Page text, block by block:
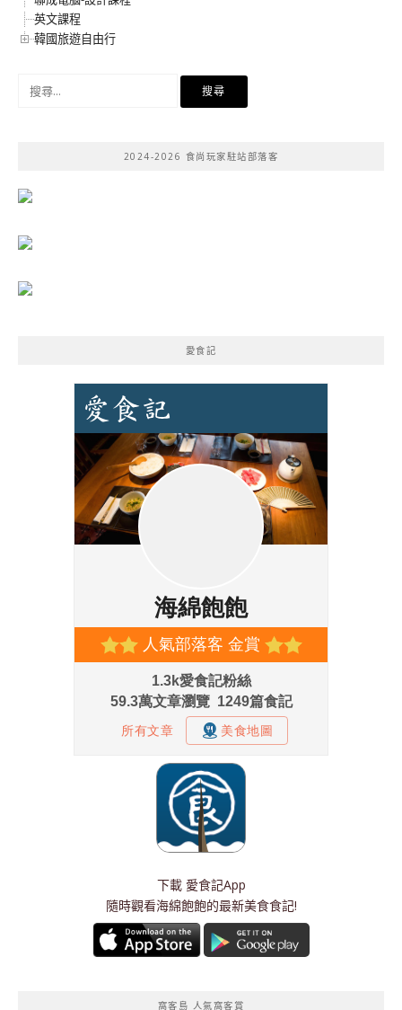
英文課程
韓國旅遊自由行
2024-2026 食尚玩家駐站部落客
愛食記
下載 愛食記App
隨時觀看海綿飽飽的最新美食食記!
窩客島 人氣窩客賞